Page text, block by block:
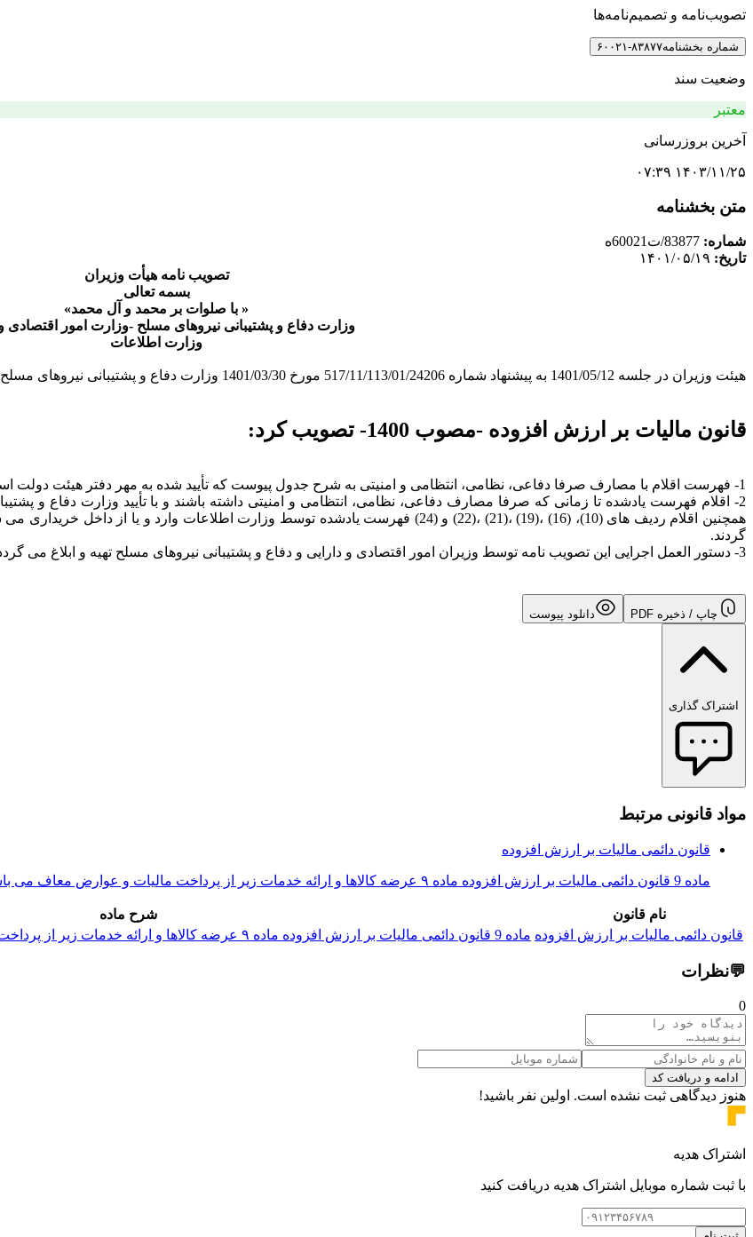
تصویب‌نامه و تصمیم‌نامه‌ها
شماره بخشنامه۸۳۸۷۷-۶۰۰۲۱
وضعیت سند
معتبر
آخرین بروزرسانی
۱۴۰۳/۱۱/۲۵ ۰۷:۳۹
متن بخشنامه
شماره: 83877/ت60021ه
تاریخ: ۱۴۰۱/۰۵/۱۹
تصویب نامه هیأت وزیران
بسمه تعالی
« با صلوات بر محمد و آل محمد»
وزارت دفاع و پشتیبانی نیروهای مسلح -وزارت امور اقتصادی و
وزارت اطلاعات
هیئت وزیران در جلسه 1401/05/12 به پیشنهاد شماره 517/11/113/01/24206 مورخ 1401/03/30 وزارت دفاع و پشتیبانی نیروهای مسلح (با همکاری ستاد کل نیروهای مسلح) و به استناد جزء (17) بند (الف) ماده (9)
قانون مالیات بر ارزش افزوده -مصوب 1400- تصویب کرد:
1- فهرست اقلام با مصارف صرفا دفاعی، نظامی، انتظامی و امنیتی به شرح جدول پیوست که تأیید شده به مهر دفتر هیئت دولت است، تعیین می شود.
2- اقلام فهرست یادشده تا زمانی که صرفا مصارف دفاعی، نظامی، انتظامی و امنیتی داشته باشند و با تأیید وزارت دفاع و
همچنین اقلام ردیف های (10)، (16) ،(19) ،(21) ،(22) و (24) فهرست یادشده توسط وزارت
گردند.
3- دستور العمل اجرایی این تصویب نامه توسط وزیران امور اقتصادی و دارایی و دفاع و پشتیبانی نیروهای مسلح تهیه و ابلاغ می گردد.
چاپ / ذخیره PDF دانلود پیوست
اشتراک گذاری
مواد قانونی مرتبط
قانون دائمی مالیات بر ارزش افزوده
ماده 9 قانون دائمی مالیات بر ارزش افزوده ماده ۹ عرضه کالاها و ارائه خدمات زیر از پرداخت مالیات و عوارض معاف می‌ باشد: الف ‌ کالاها...
نام قانون
شرح ماده
قانون دائمی مالیات بر ارزش افزوده ماده 9 قانون دائمی مالیات بر ارزش افزوده ماده ۹ عرضه کالاها و ارائه خدمات زیر از پرداخت مالیات و عوارض معاف می‌ باشد: الف ‌ کالاها...
💬نظرات
0
ادامه و دریافت کد
هنوز دیدگاهی ثبت نشده است. اولین نفر باشید!
اشتراک هدیه
با ثبت شماره موبایل اشتراک هدیه دریافت کنید